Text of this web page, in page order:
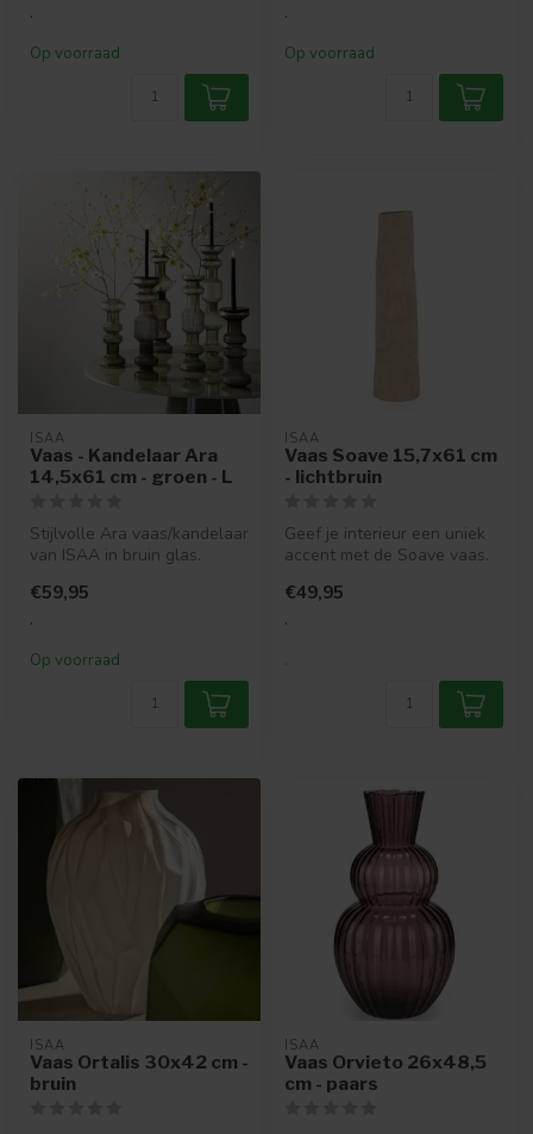
.
Op voorraad
.
Op voorraad
ISAA
Vaas - Kandelaar Ara
14,5x61 cm - groen - L
Stijlvolle Ara vaas/kandelaar
van ISAA in bruin glas.
€59,95
.
Op voorraad
ISAA
Vaas Soave 15,7x61 cm
- lichtbruin
Geef je interieur een uniek
accent met de Soave vaas.
vervaardi...
€49,95
.
.
ISAA
Vaas Ortalis 30x42 cm -
bruin
ISAA
Vaas Orvieto 26x48,5
cm - paars